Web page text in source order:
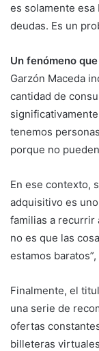
es solamente esa
deudas. Es un
Un fenómeno
Garzón Maceda
cantidad de
tenemos
porque no
En ese contexto,
adquisitivo es
familias a recurrir
no es que las
estamos
Finalmente, el
una serie de
ofertas
billeteras